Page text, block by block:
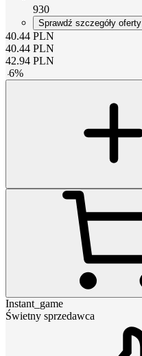
930
Sprawdź szczegóły oferty
40.44 PLN
40.44 PLN
42.94 PLN
-6%
Instant_game
Świetny sprzedawca